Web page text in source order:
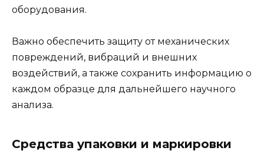
оборудования.
Важно обеспечить защиту от механических
повреждений, вибраций и внешних
воздействий, а также сохранить информацию о
каждом образце для дальнейшего научного
анализа.
Средства упаковки и маркировки